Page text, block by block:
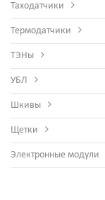
Таходатчики
Термодатчики
ТЭНы
УБЛ
Шкивы
Щетки
Электронные модули